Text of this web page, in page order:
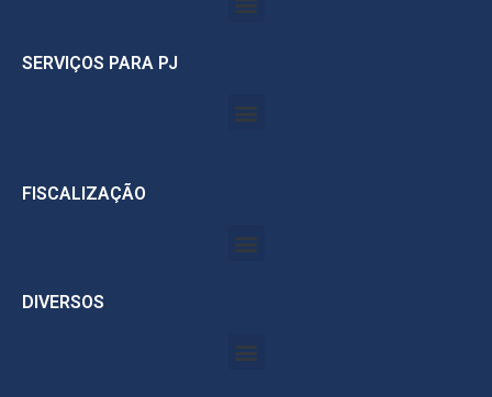
SERVIÇOS PARA PJ
FISCALIZAÇÃO
DIVERSOS